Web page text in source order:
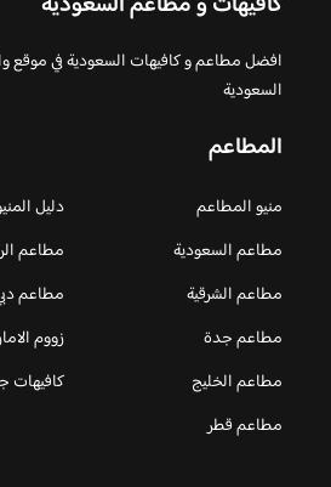
افضل مطاعم و كافيهات السعودية في موقع
السعودية
المطاعم
منيو المطاعم
دليل
مطاعم السعودية
مطاعم
مطاعم الشرقية
مطاعم
مطاعم جدة
زووم
مطاعم الخليج
كافيهات
مطاعم قطر